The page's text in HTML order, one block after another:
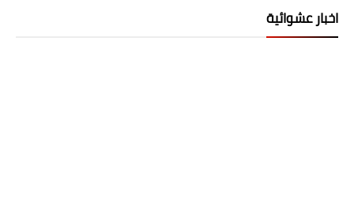
اخبار عشوائية